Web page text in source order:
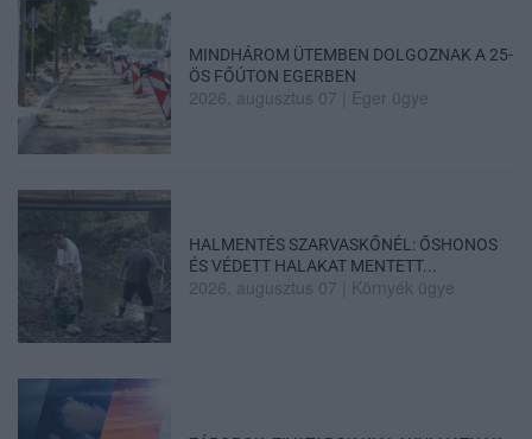
MINDHÁROM ÜTEMBEN DOLGOZNAK A 25-
ÖS FŐÚTON EGERBEN
2026. augusztus 07 Eger ügye
HALMENTÉS SZARVASKŐNÉL: ŐSHONOS
ÉS VÉDETT HALAKAT MENTETT...
2026. augusztus 07 Környék ügye